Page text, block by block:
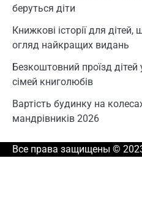
беруться діти
Книжкові історії для
огляд найкращих видань
Безкоштовний проїзд
сімей книголюбів
Вартість будинку на
мандрівників 2026
Все права защищены ©